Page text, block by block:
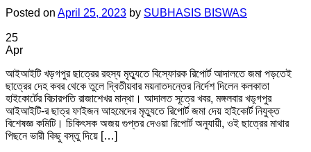
Posted on April 25, 2023 by SUBHASIS BISWAS
25
Apr
আইআইটি খড়গপুর ছাত্রের রহস্য মৃত্যুতে বিস্ফোরক রিপোর্ট আদালতে জমা পড়তেই
ছাত্রের দেহ কবর থেকে তুলে দ্বিতীয়বার ময়নাতদন্তের নির্দেশ দিলেন কলকাতা
হাইকোর্টের বিচারপতি রাজাশেখর মান্থা। আদালত সূত্রে খবর, মঙ্গলবার খড়্গপুর
আইআইটি-র ছাত্র ফাইজন আহমেদের মৃত্যুতে রিপোর্ট জমা দেয় হাইকোর্ট নিযুক্ত
বিশেষজ্ঞ কমিটি। চিকিৎসক অজয় গুপ্তর দেওয়া রিপোর্ট অনুযায়ী, ওই ছাত্রের মাথার
পিছনে ভারী কিছু বস্তু দিয়ে […]